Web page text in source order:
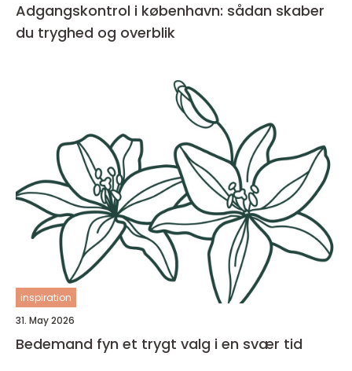
Adgangskontrol i københavn: sådan skaber
du tryghed og overblik
inspiration
31. May 2026
Bedemand fyn et trygt valg i en svær tid